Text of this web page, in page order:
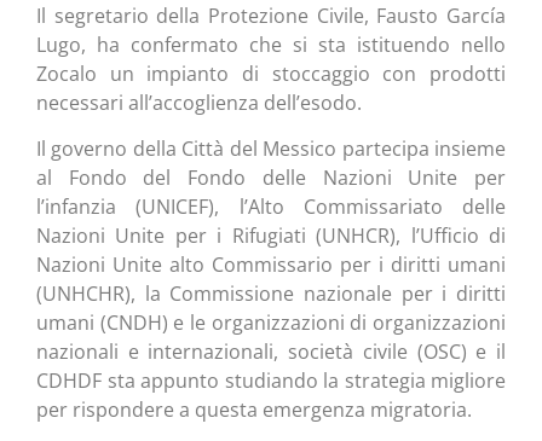
Il segretario della Protezione Civile, Fausto García
Lugo, ha confermato che si sta istituendo nello
Zocalo un impianto di stoccaggio con prodotti
necessari all’accoglienza dell’esodo.
Il governo della Città del Messico partecipa insieme
al Fondo del Fondo delle Nazioni Unite per
l’infanzia (UNICEF), l’Alto Commissariato delle
Nazioni Unite per i Rifugiati (UNHCR), l’Ufficio di
Nazioni Unite alto Commissario per i diritti umani
(UNHCHR), la Commissione nazionale per i diritti
umani (CNDH) e le organizzazioni di organizzazioni
nazionali e internazionali, società civile (OSC) e il
CDHDF sta appunto studiando la strategia migliore
per rispondere a questa emergenza migratoria.